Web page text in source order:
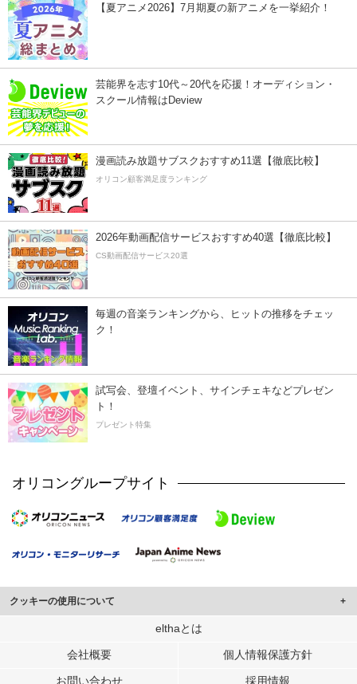
【夏アニメ2026】7月期夏の新アニメを一挙紹介！
芸能界を志す10代～20代を応援！オーディション・
スクール情報はDeview
漫画読み放題サブスクおすすめ11選【徹底比較】
オリコン顧客満足度ランキング
2026年動画配信サービスおすすめ40選【徹底比較】
CS動画配信サービス20選
毎週の音楽ランキングから、ヒットの推移をチェッ
ク！
試写会、登壇イベント、サインチェキなどプレゼン
ト！
プレゼント特集
オリコングループサイト
クッキーの使用について
このサイトでは Cookie を使用して、ユーザーに合わせたコンテンツや広告の
行っています。
メディアや広告配信、データ解析の各パートナーに提供しています。
elthaとは
会社概要 個人情報保護方針
お問い合わせ 採用情報